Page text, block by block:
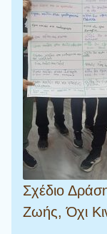
Σχέδιο
Ζωής, Όχι